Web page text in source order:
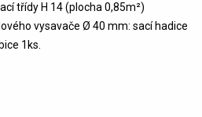
třídy H 14 (plocha 0,85m²)
vysavače Ø 40 mm: sací hadice
1ks.